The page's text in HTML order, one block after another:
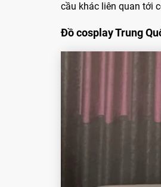
cầu khác liên quan tới
Đồ cosplay Trung